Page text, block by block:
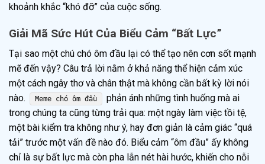
khoảnh khắc “khó đỡ” của cuộc sống.
Giải Mã Sức Hút Của Biểu Cảm “Bất Lực”
Tại sao một chú chó ôm đầu lại có thể tạo nên cơn sốt mạnh
mẽ đến vậy? Câu trả lời nằm ở khả năng thể hiện cảm xúc
một cách ngây thơ và chân thật mà không cần bất kỳ lời nói
nào.
Meme chó ôm đầu
phản ánh những tình huống mà ai
trong chúng ta cũng từng trải qua: một ngày làm việc tồi tệ,
một bài kiểm tra không như ý, hay đơn giản là cảm giác “quá
tải” trước một vấn đề nào đó. Biểu cảm “ôm đầu” ấy không
chỉ là sự bất lực mà còn pha lẫn nét hài hước, khiến cho nỗi